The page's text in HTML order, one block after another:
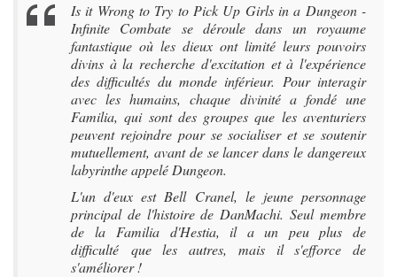
Is it Wrong to Try to Pick Up Girls in a Dungeon -
Infinite Combate se déroule dans un royaume
fantastique où les dieux ont limité leurs pouvoirs
divins à la recherche d'excitation et à l'expérience
des difficultés du monde inférieur. Pour interagir
avec les humains, chaque divinité a fondé une
Familia, qui sont des groupes que les aventuriers
peuvent rejoindre pour se socialiser et se soutenir
mutuellement, avant de se lancer dans le dangereux
labyrinthe appelé Dungeon.
L'un d'eux est Bell Cranel, le jeune personnage
principal de l'histoire de DanMachi. Seul membre
de la Familia d'Hestia, il a un peu plus de
difficulté que les autres, mais il s'efforce de
s'améliorer !